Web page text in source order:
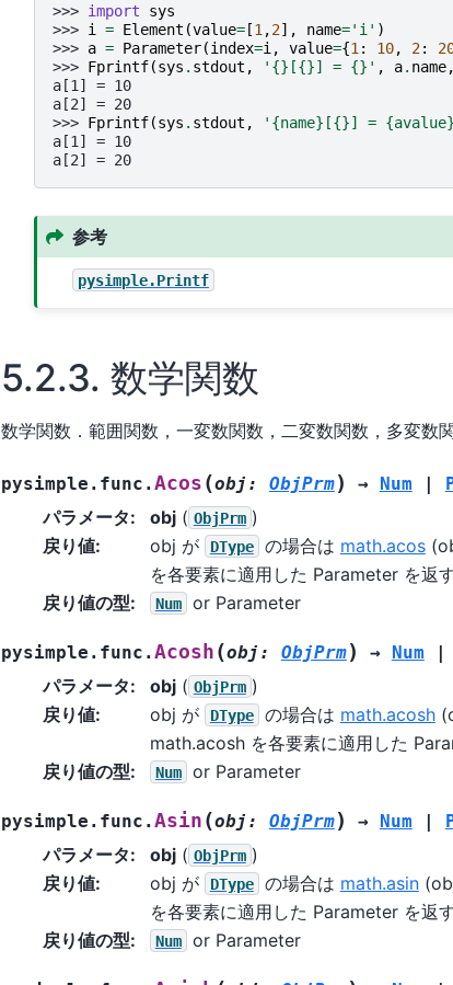
>>> import
sys
>>> i = Element (value=[1 ,2], name='i' )
>>> a = Parameter(index=i , value={1 : 10, 2:
>>> Fprintf(sys . stdout , ' {} [{}] = {} ' , a. name,
a[1] = 10
a[2] = 20
>>> Fprintf(sys . stdout , ' {name} [{}] = {avalue}
a[1] = 10
a[2] = 20
参考
pysimple.Printf
5.2.3. 数学関数
数学関数．範囲関数，一変数関数，二変数関数，多変数
pysimple.func.Acos (obj : ObjPrm) → Num |
パラメータ: obj( ObjPrm )
戻り値: obj が DType の場合は math.acos
を各要素に適用した Parameter を返す
戻り値の型: Num or Parameter
pysimple.func.Acosh (obj : ObjPrm) → Num |
パラメータ: obj( ObjPrm )
戻り値: obj が DType の場合は math.acosh
math.acosh を各要素に適用した
戻り値の型: Num or Parameter
pysimple.func.Asin (obj : ObjPrm) → Num |
パラメータ: obj( ObjPrm )
戻り値: obj が DType の場合は math.asin
を各要素に適用した Parameter を返す
戻り値の型: Num or Parameter